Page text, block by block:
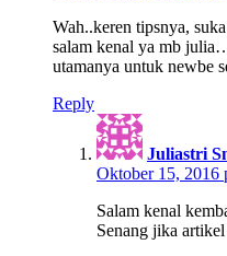
Wah..keren tipsnya,
salam kenal ya mb
utamanya untuk newbe
Reply
Juliastri
Oktober 15, 2016
Salam kenal
Senang jika